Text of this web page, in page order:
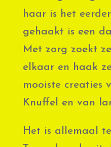
haar is het
gehaakt is een
Met zorg zoekt
elkaar en haak
mooiste creaties
Knuffel en van
Het is allemaal